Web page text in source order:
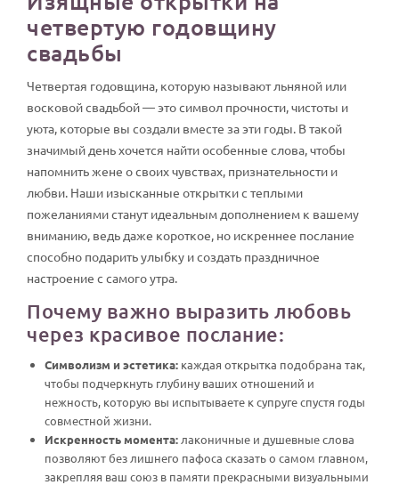
четвертую годовщину
свадьбы
Четвертая годовщина, которую называют льняной или
восковой свадьбой — это символ прочности, чистоты и
уюта, которые вы создали вместе за эти годы. В такой
значимый день хочется найти особенные слова, чтобы
напомнить жене о своих чувствах, признательности и
любви. Наши изысканные открытки с теплыми
пожеланиями станут идеальным дополнением к вашему
вниманию, ведь даже короткое, но искреннее послание
способно подарить улыбку и создать праздничное
настроение с самого утра.
Почему важно выразить любовь
через красивое послание:
Символизм и эстетика: каждая открытка подобрана так,
чтобы подчеркнуть глубину ваших отношений и
нежность, которую вы испытываете к супруге спустя годы
совместной жизни.
Искренность момента: лаконичные и душевные слова
позволяют без лишнего пафоса сказать о самом главном,
закрепляя ваш союз в памяти прекрасными визуальными